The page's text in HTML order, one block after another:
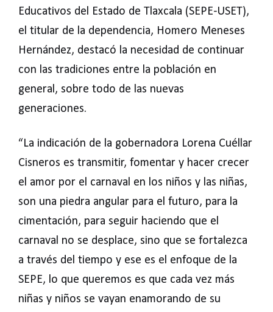
Educativos del Estado de Tlaxcala (SEPE-USET),
el titular de la dependencia, Homero Meneses
Hernández, destacó la necesidad de continuar
con las tradiciones entre la población en
general, sobre todo de las nuevas
generaciones.
“La indicación de la gobernadora Lorena Cuéllar
Cisneros es transmitir, fomentar y hacer crecer
el amor por el carnaval en los niños y las niñas,
son una piedra angular para el futuro, para la
cimentación, para seguir haciendo que el
carnaval no se desplace, sino que se fortalezca
a través del tiempo y ese es el enfoque de la
SEPE, lo que queremos es que cada vez más
niñas y niños se vayan enamorando de su